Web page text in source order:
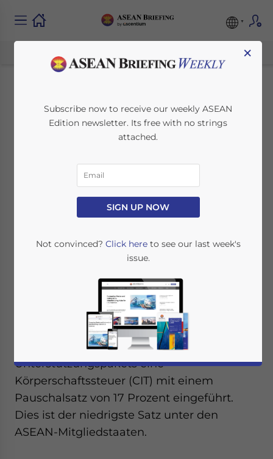
Das Steuersystem in
Singapur
Wenn sich Unternehmen in Singapur
Steueranreize in Betracht kommen, sobald
ihre Geschäftstätigkeit als vorteilhaft für die
wirtschaftliche Entwicklung des Landes
Außerdem hat die Regierung als Teil ihres
Drei-Jahres-Übergangs-
Unterstützungspakets eine
Körperschaftssteuer (CIT) mit einem
Pauschalsatz von 17 Prozent eingeführt.
Dies ist der niedrigste Satz unter den
ASEAN-Mitgliedstaaten.
×
Subscribe now to receive our weekly ASEAN
Edition newsletter. Its free with no strings
attached.
SIGN UP NOW
Not convinced? Click hereto see our last week's
issue.